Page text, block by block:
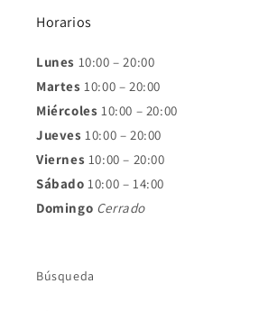
Horarios
Lunes 10:00 – 20:00
Martes 10:00 – 20:00
Miércoles 10:00 – 20:00
Jueves10:00 – 20:00
Viernes 10:00 – 20:00
Sábado 10:00 – 14:00
Domingo Cerrado
Búsqueda